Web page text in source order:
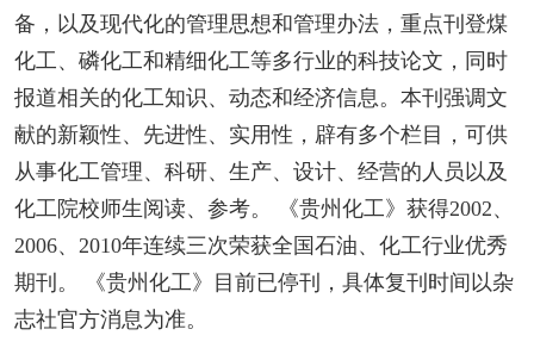
备，以及现代化的管理思想和管理办法，重点刊登煤
化工、磷化工和精细化工等多行业的科技论文，同时
报道相关的化工知识、动态和经济信息。本刊强调文
献的新颖性、先进性、实用性，辟有多个栏目，可供
从事化工管理、科研、生产、设计、经营的人员以及
化工院校师生阅读、参考。 《贵州化工》获得2002、
2006、2010年连续三次荣获全国石油、化工行业优秀
期刊。 《贵州化工》目前已停刊，具体复刊时间以杂
志社官方消息为准。